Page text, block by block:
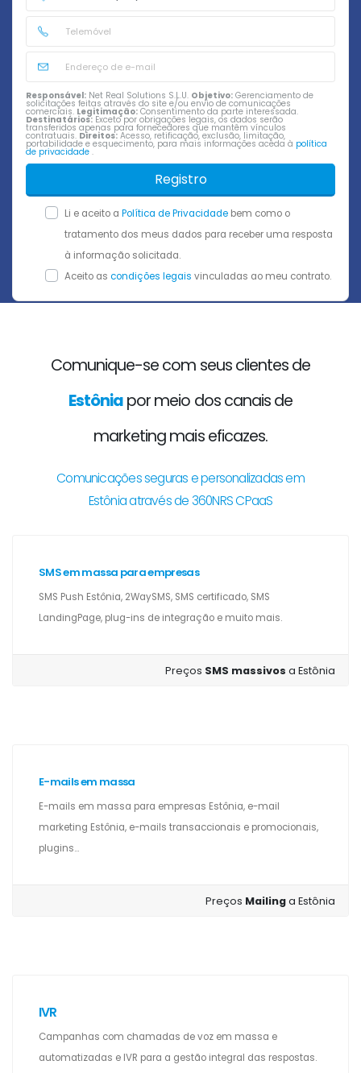
Responsável: Net Real Solutions S.L.U. Objetivo: Gerenciamento de
solicitações feitas através do site e/ou envio de comunicações
comerciais. Legitimação: Consentimento da parte interessada.
Destinatários: Exceto por obrigações legais, os dados serão
transferidos apenas para fornecedores que mantêm vínculos
contratuais. Direitos: Acesso, retificação, exclusão, limitação,
portabilidade e esquecimento, para mais informações aceda à política
de privacidade .
Registro
Li e aceito a Política de Privacidade bem como o
tratamento dos meus dados para receber uma resposta
à informação solicitada.
Aceito as condições legais vinculadas ao meu contrato.
Comunique-se com seus clientes de
Estôniapor meio dos canais de
marketing mais eficazes.
Comunicações seguras e personalizadas em
Estônia através de 360NRS CPaaS
SMS em massa para empresas
SMS Push Estônia, 2WaySMS, SMS certificado, SMS
LandingPage, plug-ins de integração e muito mais.
Preços SMS massivosa Estônia
E-mails em massa
E-mails em massa para empresas Estônia, e-mail
marketing Estônia, e-mails transaccionais e promocionais,
plugins...
Preços Mailinga Estônia
IVR
Campanhas com chamadas de voz em massa e
automatizadas e IVR para a gestão integral das respostas.